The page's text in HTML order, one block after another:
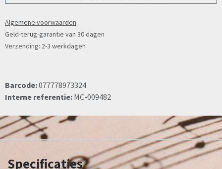
Algemene voorwaarden
Geld-terug-garantie van 30 dagen
Verzending: 2-3 werkdagen
Barcode:077778973324
Interne referentie: MC-009482
Specificaties